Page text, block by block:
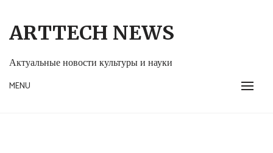
content
ARTTECH NEWS
Актуальные новости культуры и науки
MENU